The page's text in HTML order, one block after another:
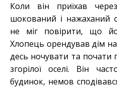
Коли він приїхав
шокований і нажаханий
не міг повірити, що
Хлопець орендував дім
десь ночувати та почати
згорілої оселі. Він
будинок, немов